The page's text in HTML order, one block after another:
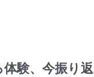
体験、今振り